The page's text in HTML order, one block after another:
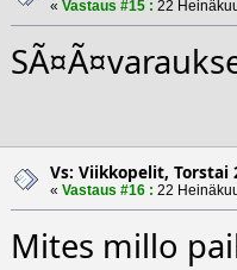
« Vastaus #15 : 22
Vs: Viikkopelit, Torstai
« Vastaus #16 : 22
Mites millo